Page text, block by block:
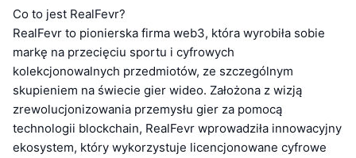
Co to jest RealFevr?
RealFevr to pionierska firma web3, która wyrobiła sobie
markę na przecięciu sportu i cyfrowych
kolekcjonowalnych przedmiotów, ze szczególnym
skupieniem na świecie gier wideo. Założona z wizją
zrewolucjonizowania przemysłu gier za pomocą
technologii blockchain, RealFevr wprowadziła innowacyjny
ekosystem, który wykorzystuje licencjonowane cyfrowe